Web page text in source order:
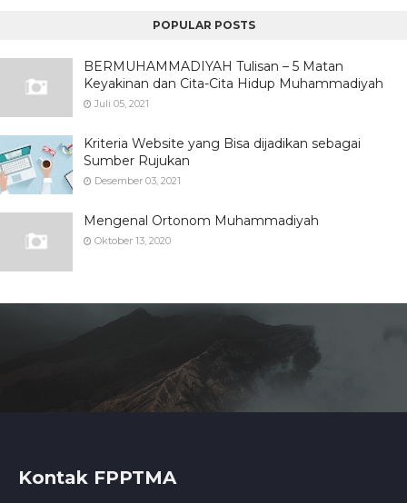
POPULAR POSTS
BERMUHAMMADIYAH Tulisan – 5 Matan
Keyakinan dan Cita-Cita Hidup Muhammadiyah
Juli 05, 2021
Kriteria Website yang Bisa dijadikan sebagai
Sumber Rujukan
Desember 03, 2021
Mengenal Ortonom Muhammadiyah
Oktober 13, 2020
Kontak FPPTMA